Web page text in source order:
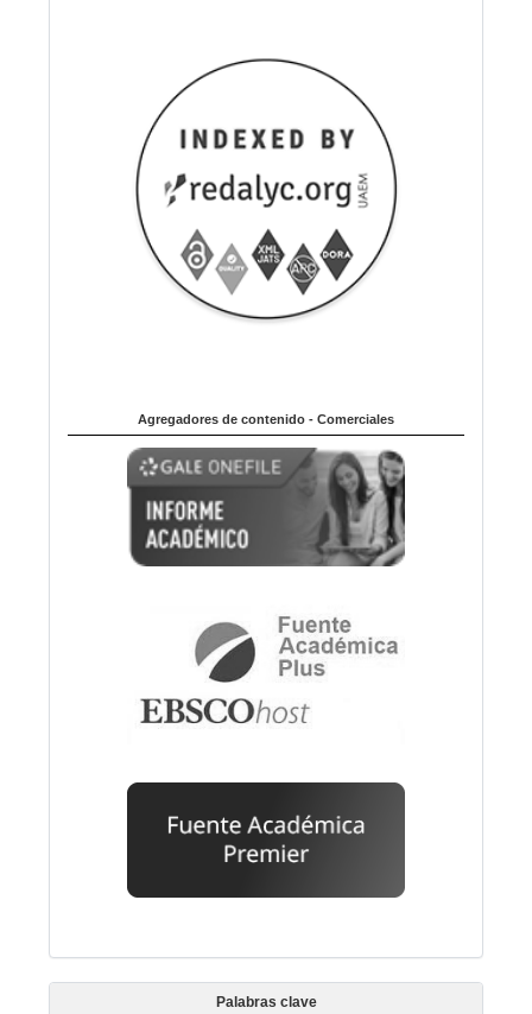
Agregadores de contenido - Comerciales
Palabras clave